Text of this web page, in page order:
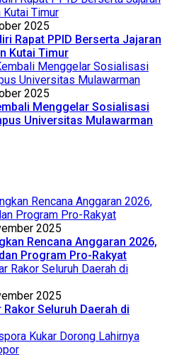
2025
Rapat PPID Berserta Jajaran
Kutai Timur
2025
Menggelar Sosialisasi
Universitas Mulawarman
2025
Rencana Anggaran 2026,
Program Pro-Rakyat
2025
Seluruh Daerah di